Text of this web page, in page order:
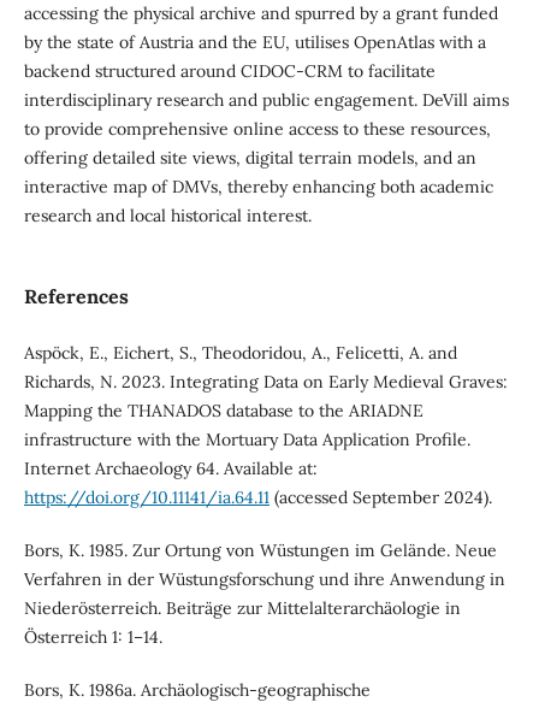
accessing the physical archive and spurred by a grant funded
by the state of Austria and the EU, utilises OpenAtlas with a
backend structured around CIDOC-CRM to facilitate
interdisciplinary research and public engagement. DeVill aims
to provide comprehensive online access to these resources,
offering detailed site views, digital terrain models, and an
interactive map of DMVs, thereby enhancing both academic
research and local historical interest.
References
Aspöck, E., Eichert, S., Theodoridou, A., Felicetti, A. and
Richards, N. 2023. Integrating Data on Early Medieval Graves:
Mapping the THANADOS database to the ARIADNE
infrastructure with the Mortuary Data Application Profile.
Internet Archaeology 64. Available at:
https://doi.org/10.11141/ia.64.11(accessed September 2024).
Bors, K. 1985. Zur Ortung von Wüstungen im Gelände. Neue
Verfahren in der Wüstungsforschung und ihre Anwendung in
Niederösterreich. Beiträge zur Mittelalterarchäologie in
Österreich 1: 1–14.
Bors, K. 1986a. Archäologisch-geographische